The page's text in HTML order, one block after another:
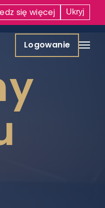
się więcej Ukryj
Logowanie